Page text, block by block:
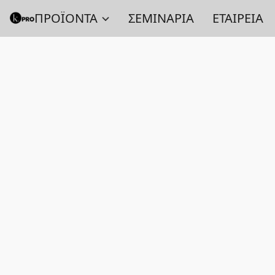
ΠΡΟΪΟΝΤΑ ΣΕΜΙΝΑΡΙΑ ΕΤΑΙΡΕΙΑ